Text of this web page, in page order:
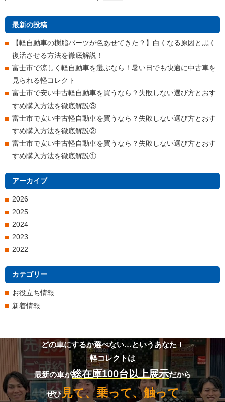
最新の投稿
【軽自動車の樹脂パーツが色あせてきた？】白くなる原因と黒く
復活させる方法を徹底解説！
富士市で涼しく軽自動車を選ぶなら！暑い日でも快適に中古車を
見られる軽コレクト
富士市で安い中古軽自動車を買うなら？失敗しない選び方とおす
すめ購入方法を徹底解説③
富士市で安い中古軽自動車を買うなら？失敗しない選び方とおす
すめ購入方法を徹底解説②
富士市で安い中古軽自動車を買うなら？失敗しない選び方とおす
すめ購入方法を徹底解説①
アーカイブ
2026
2025
2024
2023
2022
カテゴリー
お役立ち情報
新着情報
どの車にするか選べない…というあなた！
軽コレクトは
最新の車が総在庫100台以上展示だから
ぜひ見て、乗って、触って